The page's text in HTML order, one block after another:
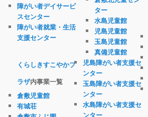
障がい者デイサービ
スセンター
障がい者就業・生活
支援センター
くらしきすこやかプ
ラザ内事業一覧
倉敷児童館
有城荘
ター
水島児童館
児島児童館
玉島児童館
真備児童館
児島障がい者支援セ
ンター
玉島障がい者支援セ
ンター
水島障がい者支援セ
ンター